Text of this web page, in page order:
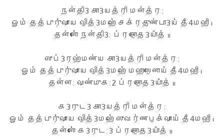
நன்தி3 கா3யத்ரி மன்த்ர:
ஓம் தத்புரு॑ஷாய வி॒த்3மஹே॑ சக்ரது॒ண்டா3ய॑ தீ4மஹி ।
தன்னோ॑ நன்தி3: ப்ரசோ॒த3யா᳚த் ॥
ஸுப்3ரஹ்மண்ய கா3யத்ரி மன்த்ர:
ஓம் தத்புரு॑ஷாய வி॒த்3மஹே॑ மஹாஸே॒னாய॑ தீ4மஹி ।
தன்ன: ஷண்முக:2 ப்ரசோ॒த3யா᳚த் ॥
க3ருட3 கா3யத்ரி மன்த்ர:
ஓம் தத்புரு॑ஷாய வி॒த்3மஹே॑ ஸுவர்ணப॒க்ஷாய॑ தீ4மஹி ।
தன்னோ॑ க3ருட:3 ப்ரசோ॒த3யா᳚த் ॥